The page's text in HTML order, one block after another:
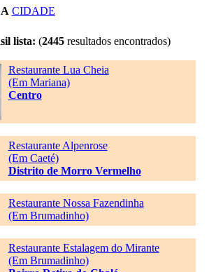
CIDADE
lista: (2445resultados encontrados)
Restaurante Lua Cheia
(Em Mariana)
Centro
Restaurante Alpenrose
(Em Caeté)
Distrito de Morro Vermelho
Restaurante Nossa Fazendinha
(Em Brumadinho)
Restaurante Estalagem do Mirante
(Em Brumadinho)